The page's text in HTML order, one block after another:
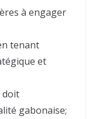
à engager
tenant
et
doit
gabonaise;